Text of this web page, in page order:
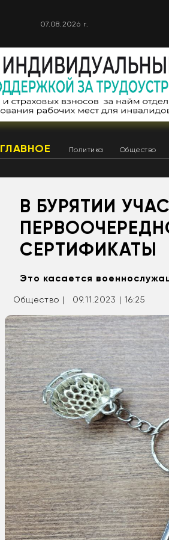
07.08.2026 г.
ГЛАВНОЕ Политика Общество
В БУРЯТИИ
СЕРТИФИКАТЫ
Это касается
Общество | 09.11.2023 | 16:25